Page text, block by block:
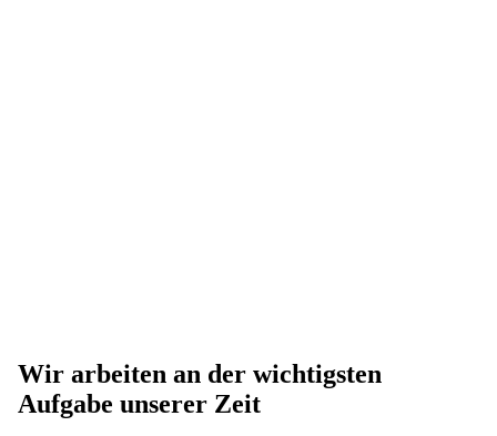
Wir arbeiten an der wichtigsten
Aufgabe unserer Zeit